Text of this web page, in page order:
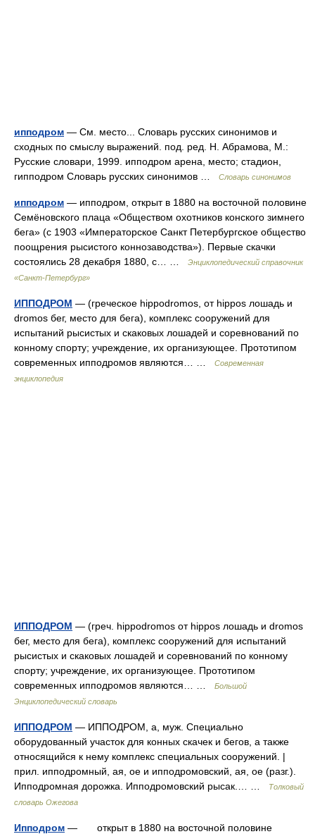
ипподром — См. место... Словарь русских синонимов и
сходных по смыслу выражений. под. ред. Н. Абрамова, М.:
Русские словари, 1999. ипподром арена, место; стадион,
гипподром Словарь русских синонимов …
Словарь синонимов
ипподром — ипподром, открыт в 1880 на восточной половине
Семёновского плаца «Обществом охотников конского зимнего
бега» (с 1903 «Императорское Санкт Петербургское общество
поощрения рысистого коннозаводства»). Первые скачки
состоялись 28 декабря 1880, с… …
Энциклопедический справочник
«Санкт-Петербург»
ИППОДРОМ — (греческое hippodromos, от hippos лошадь и
dromos бег, место для бега), комплекс сооружений для
испытаний рысистых и скаковых лошадей и соревнований по
конному спорту; учреждение, их организующее. Прототипом
современных ипподромов являются… …
Современная
энциклопедия
ИППОДРОМ — (греч. hippodromos от hippos лошадь и dromos
бег, место для бега), комплекс сооружений для испытаний
рысистых и скаковых лошадей и соревнований по конному
спорту; учреждение, их организующее. Прототипом
современных ипподромов являются… …
Большой
Энциклопедический словарь
ИППОДРОМ — ИППОДРОМ, а, муж. Специально
оборудованный участок для конных скачек и бегов, а также
относящийся к нему комплекс специальных сооружений. |
прил. ипподромный, ая, ое и ипподромовский, ая, ое (разг.).
Ипподромная дорожка. Ипподромовский рысак.… …
Толковый
словарь Ожегова
Ипподром — открыт в 1880 на восточной половине